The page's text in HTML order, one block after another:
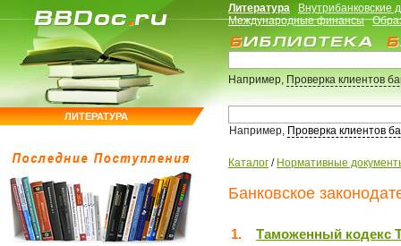
ЛИТЕРАТУРА
Литература
Внутрибанковские
Международные финансы
Например,Проверка клиентов
Например, Проверка клиентов
Каталог / Нормативные
Банковское
1. Таможенный кодекс